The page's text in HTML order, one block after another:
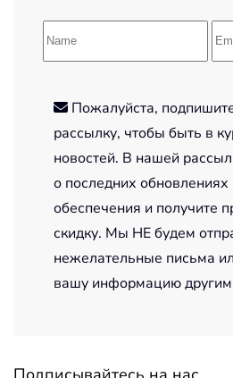
Пожалуйста,
рассылку, чтобы быть в
новостей. В нашей
о последних
обеспечения и получите
скидку. Мы НЕ будем
нежелательные письма
вашу информацию